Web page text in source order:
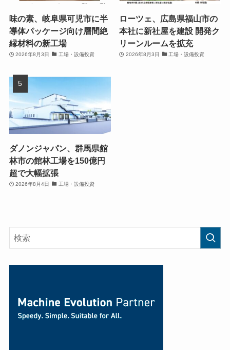
味の素、岐阜県可児市に半
導体パッケージ向け層間絶
縁材料の新工場
2026年8月3日 工場・設備投資
ローツェ、広島県福山市の
本社に新社屋を建設 開発ク
リーンルームを拡充
2026年8月3日 工場・設備投資
ダノンジャパン、群馬県館
林市の館林工場を150億円
超で大幅拡張
2026年8月4日 工場・設備投資